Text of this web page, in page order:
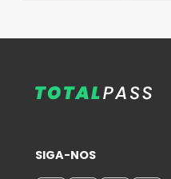
SIGA-NOS